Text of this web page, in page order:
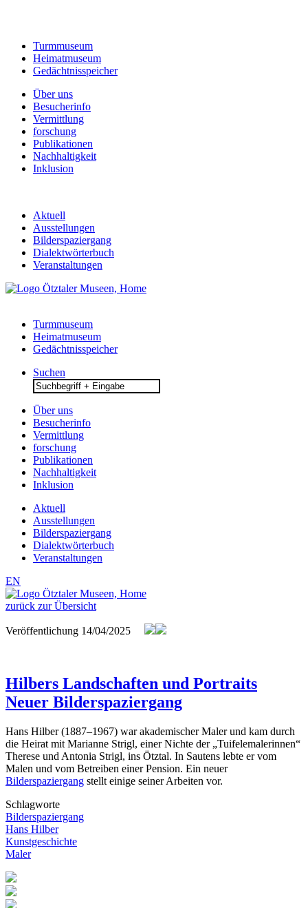
Turmmuseum
Heimatmuseum
Gedächtnisspeicher
Über uns
Besucherinfo
Vermittlung
forschung
Publikationen
Nachhaltigkeit
Inklusion
Aktuell
Ausstellungen
Bilderspaziergang
Dialektwörterbuch
Veranstaltungen
Turmmuseum
Heimatmuseum
Gedächtnisspeicher
Suchen
Search
for:
Über uns
Besucherinfo
Vermittlung
forschung
Publikationen
Nachhaltigkeit
Inklusion
Aktuell
Ausstellungen
Bilderspaziergang
Dialektwörterbuch
Veranstaltungen
EN
zurück zur Übersicht
Veröffentlichung 14/04/2025
Hilbers Landschaften und Portraits
Neuer Bilderspaziergang
Hans Hilber (1887–1967) war akademischer Maler und kam durch
die Heirat mit Marianne Strigl, einer Nichte der „Tuifelemalerinnen“
Therese und Antonia Strigl, ins Ötztal. In Sautens lebte er vom
Malen und vom Betreiben einer Pension. Ein neuer
Bilderspaziergang stellt einige seiner Arbeiten vor.
Schlagworte
Bilderspaziergang
Hans Hilber
Kunstgeschichte
Maler